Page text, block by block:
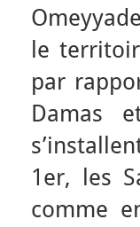
le
par
Damas
1er, les
comme